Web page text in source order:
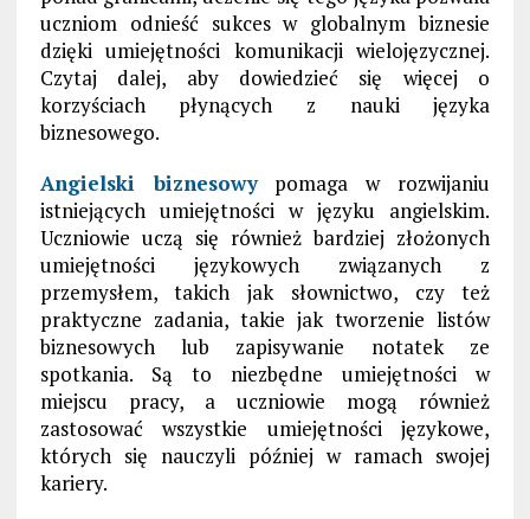
uczniom odnieść sukces w globalnym biznesie
dzięki umiejętności komunikacji wielojęzycznej.
Czytaj dalej, aby dowiedzieć się więcej o
korzyściach płynących z nauki języka
biznesowego.
Angielski biznesowypomaga w rozwijaniu
istniejących umiejętności w języku angielskim.
Uczniowie uczą się również bardziej złożonych
umiejętności językowych związanych z
przemysłem, takich jak słownictwo, czy też
praktyczne zadania, takie jak tworzenie listów
biznesowych lub zapisywanie notatek ze
spotkania. Są to niezbędne umiejętności w
miejscu pracy, a uczniowie mogą również
zastosować wszystkie umiejętności językowe,
których się nauczyli później w ramach swojej
kariery.